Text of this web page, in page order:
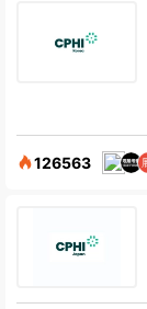
126563